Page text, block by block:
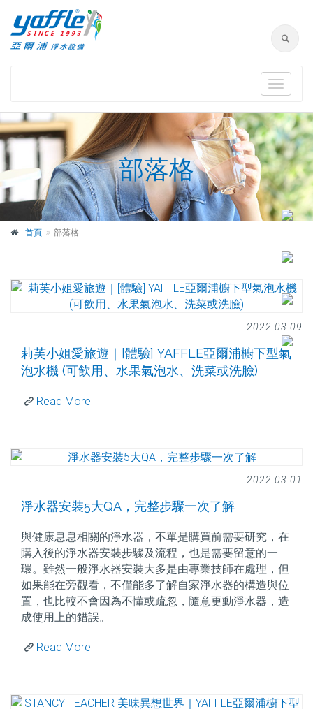
Toggle
部落格
首頁 部落格
2022.03.09
莉芙小姐愛旅遊｜[體驗] YAFFLE亞爾浦櫥下型氣
泡水機 (可飲用、水果氣泡水、洗菜或洗臉)
Read More
2022.03.01
淨水器安裝5大QA，完整步驟一次了解
與健康息息相關的淨水器，不單是購買前需要研究，在
購入後的淨水器安裝步驟及流程，也是需要留意的一
環。雖然一般淨水器安裝大多是由專業技師在處理，但
如果能在旁觀看，不僅能多了解自家淨水器的構造與位
置，也比較不會因為不懂或疏忽，隨意更動淨水器，造
成使用上的錯誤。
Read More